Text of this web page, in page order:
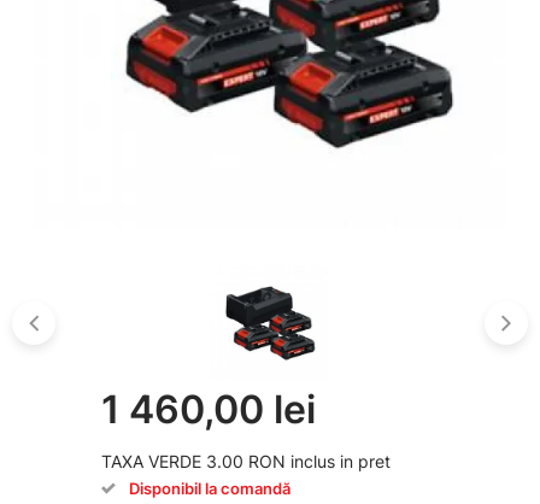
1 460,00 lei
TAXA VERDE 3.00 RON inclus in pret
Disponibil la comandă